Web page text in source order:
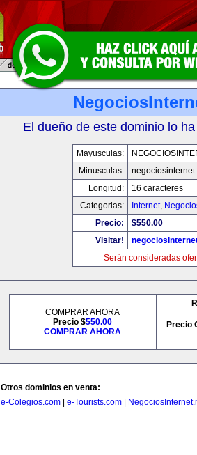
El dueño de este dominio lo
Mayusculas:
Minusculas:
Longitud:
16 caracteres
Categorias:
Internet,
Precio:
$550.00
Visitar!
Serán consideradas
COMPRAR AHORA
Precio $550.00
COMPRAR AHORA
Precio
Otros dominios en venta:
e-Colegios.com
e-Tourists.com